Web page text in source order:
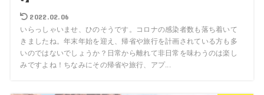
2022.02.06
いらっしゃいませ、ひのそうです。コロナの感染者数も落ち着いて
きましたね。年末年始を迎え、帰省や旅行を計画されている方も多
いのではないでしょうか？日常から離れて非日常を味わうのは楽し
みですよね！ちなみにその帰省や旅行、アプ...